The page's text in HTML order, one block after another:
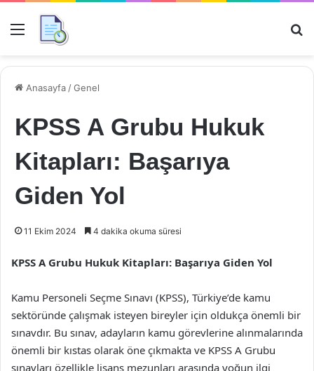
Menü
Anasayfa /Genel
KPSS A Grubu Hukuk
Kitapları: Başarıya
Giden Yol
11 Ekim 2024 4 dakika okuma süresi
KPSS A Grubu Hukuk Kitapları: Başarıya Giden Yol
Kamu Personeli Seçme Sınavı (KPSS), Türkiye’de kamu
sektöründe çalışmak isteyen bireyler için oldukça önemli bir
sınavdır. Bu sınav, adayların kamu görevlerine alınmalarında
önemli bir kıstas olarak öne çıkmakta ve KPSS A Grubu
sınavları özellikle lisans mezunları arasında yoğun ilgi